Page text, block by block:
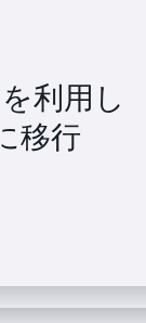
利用し
移行
通貨取
する